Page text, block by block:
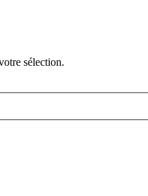
sélection.